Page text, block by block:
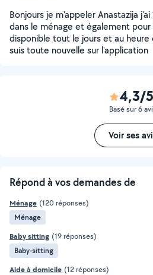
Bonjours je m'appeler Anastazija
dans le ménage et également
disponible tout le jours et au heure
suis toute nouvelle sur l'application
4,3/5
Basé sur 6
Voir ses
Répond à vos demandes de
Ménage (120 réponses)
Ménage
Baby sitting (19 réponses)
Baby-sitting
Aide à domicile (12 réponses)